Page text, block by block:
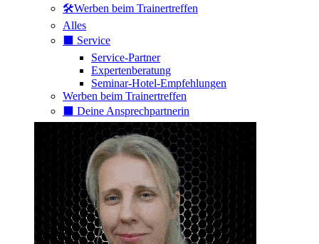
🛠️Werben beim Trainertreffen
Alles
⬛️ Service
Service-Partner
Expertenberatung
Seminar-Hotel-Empfehlungen
Werben beim Trainertreffen
⬛️ Deine Ansprechpartnerin